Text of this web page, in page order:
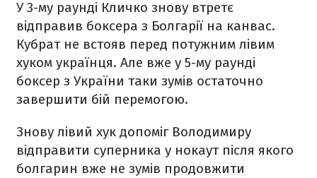
У 3-му раунді Кличко знову втретє
відправив боксера з Болгарії на канвас.
Кубрат не встояв перед потужним лівим
хуком українця. Але вже у 5-му раунді
боксер з України таки зумів остаточно
завершити бій перемогою.
Знову лівий хук допоміг Володимиру
відправити суперника у нокаут після якого
болгарин вже не зумів продовжити